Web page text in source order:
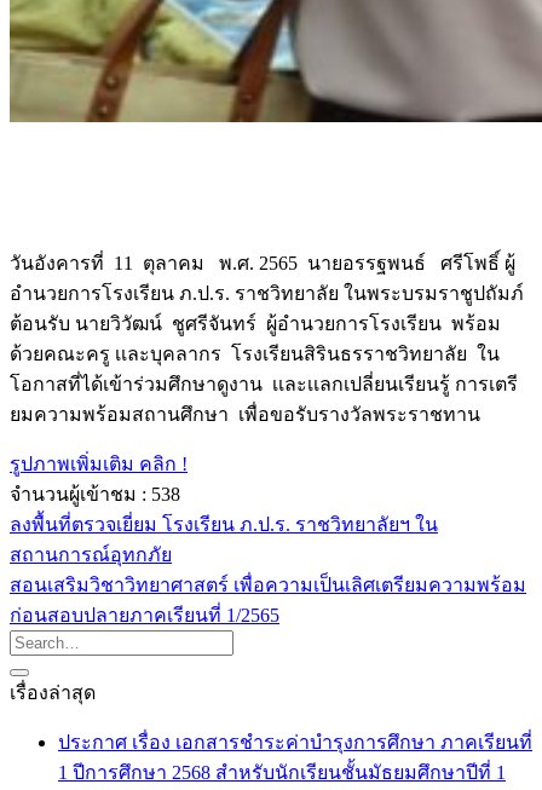
วันอังคารที่ 11 ตุลาคม พ.ศ. 2565 นายอรรฐพนธ์ ศรีโพธิ์ ผู้
อำนวยการโรงเรียน ภ.ป.ร. ราชวิทยาลัย ในพระบรมราชูปถัมภ์
ต้อนรับ นายวิวัฒน์ ชูศรีจันทร์ ผู้อำนวยการโรงเรียน พร้อม
ด้วยคณะครู เเละบุคลากร โรงเรียนสิรินธรราชวิทยาลัย ใน
โอกาสที่ได้เข้าร่วมศึกษาดูงาน เเละเเลกเปลี่ยนเรียนรู้ การเตรี
ยมความพร้อมสถานศึกษา เพื่อขอรับรางวัลพระราชทาน
รูปภาพเพิ่มเติม คลิก !
จำนวนผู้เข้าชม : 538
ลงพื้นที่ตรวจเยี่ยม โรงเรียน ภ.ป.ร. ราชวิทยาลัยฯ ใน
สถานการณ์อุทกภัย
สอนเสริมวิชาวิทยาศาสตร์ เพื่อความเป็นเลิศเตรียมความพร้อม
ก่อนสอบปลายภาคเรียนที่ 1/2565
เรื่องล่าสุด
ประกาศ เรื่อง เอกสารชำระค่าบำรุงการศึกษา ภาคเรียนที่
1 ปีการศึกษา 2568 สำหรับนักเรียนชั้นมัธยมศึกษาปีที่ 1